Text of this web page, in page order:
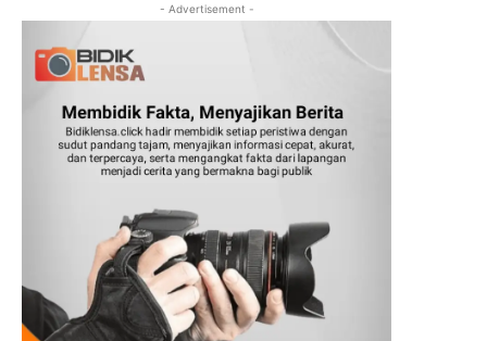
- Advertisement -